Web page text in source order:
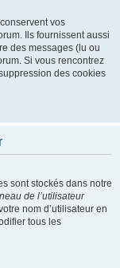
vos
Ils fournissent aussi
des messages (lu ou
Si vous rencontrez
des cookies
sont stockés dans notre
de l’utilisateur
nom d’utilisateur en
tous les